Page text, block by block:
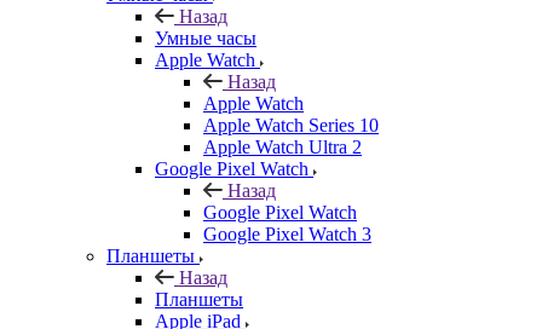
Назад
Умные часы
Apple Watch
Назад
Apple Watch
Apple Watch Series 10
Apple Watch Ultra 2
Google Pixel Watch
Назад
Google Pixel Watch
Google Pixel Watch 3
Планшеты
Назад
Планшеты
Apple iPad